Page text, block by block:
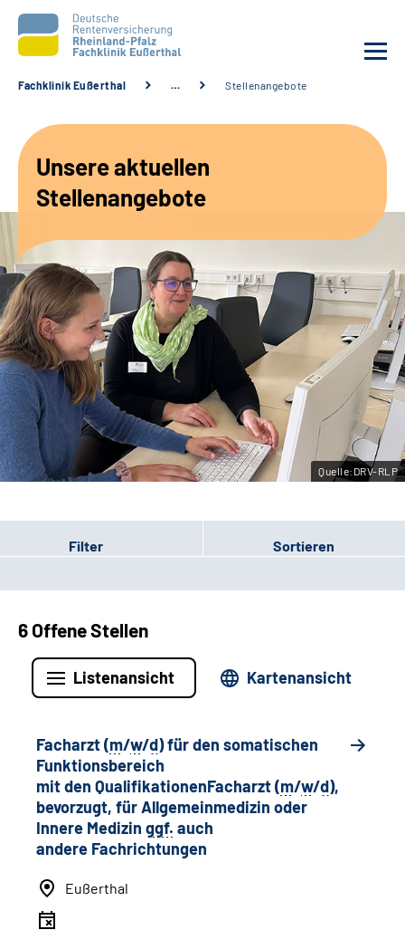
Unsere Angebote
Karriere
Beratungsstellen &
Zuweisende
Suche
Leichte Sprache
Gebärdensprache
Fachklinik Eußerthal … Stellenangebote
Unsere aktuellen
Stellenangebote
Quelle:DRV-RLP
Filter Sortieren
6 Offene Stellen
Listenansicht Kartenansicht
Facharzt (m/w/d) für den somatischen
Funktionsbereich
mit den QualifikationenFacharzt (m/w/d),
bevorzugt, für Allgemeinmedizin oder
Innere Medizin ggf. auch
andere Fachrichtungen
Eußerthal